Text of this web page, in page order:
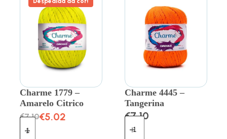
Charme 1779 –
Amarelo Citrico
€7.10€5.02
Charme 4445 –
Tangerina
€7.10